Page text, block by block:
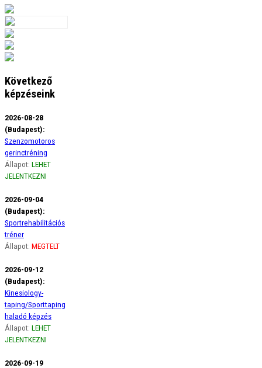
Következő
képzéseink
2026-08-28
(Budapest):
Szenzomotoros
gerinctréning
Állapot: LEHET
JELENTKEZNI
2026-09-04
(Budapest):
Sportrehabilitációs
tréner
Állapot: MEGTELT
2026-09-12
(Budapest):
Kinesiology-
taping/Sporttaping
haladó képzés
Állapot: LEHET
JELENTKEZNI
2026-09-19